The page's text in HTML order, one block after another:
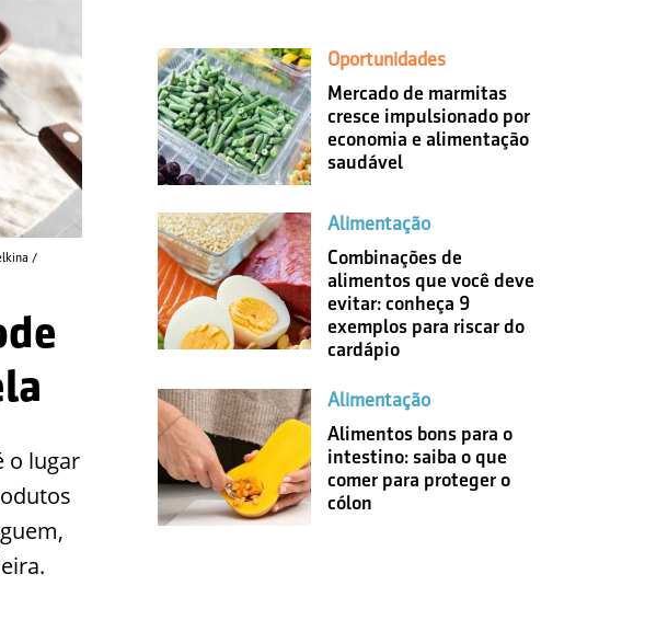
/
o lugar
Oportunidades
Mercado de marmitas
cresce impulsionado por
economia e alimentação
saudável
Alimentação
Combinações de
alimentos que você deve
evitar: conheça 9
exemplos para riscar do
cardápio
Alimentação
Alimentos bons para o
intestino: saiba o que
comer para proteger o
cólon